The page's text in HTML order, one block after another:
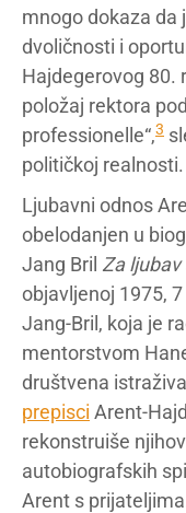
mnogo dokaza da
dvoličnosti i
Hajdegerovog 80.
položaj rektora
professionelle“,3
političkoj realnosti.
Ljubavni odnos
obelodanjen u
Jang Bril Za
objavljenoj 1975,
Jang-Bril, koja je
mentorstvom
društvena
prepisci Arent-
rekonstruiše
autobiografskih
Arent s